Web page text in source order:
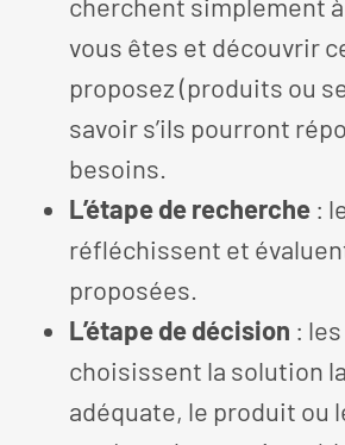
vous êtes et découvrir
proposez (produits ou
savoir s’ils pourront
besoins.
L’étape de recherche:
réfléchissent et
proposées.
L’étape de décision :
choisissent la solution
adéquate, le produit ou